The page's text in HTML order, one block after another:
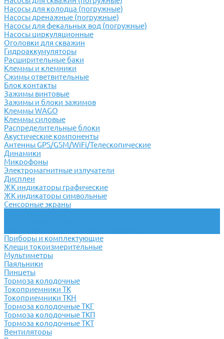
Насосы для колодца (погружные)
Насосы дренажные (погружные)
Насосы для фекальных вод (погружные)
Насосы циркуляционные
Оголовки для скважин
Гидроаккумуляторы
Расширительные баки
Клеммы и клемники
Cжимы ответвительные
Блок контакты
Зажимы винтовые
Зажимы и блоки зажимов
Клеммы WAGO
Клеммы силовые
Распределительные блоки
Акустические компоненты
Антенны GPS/GSM/WiFi/Телескопические
Динамики
Микрофоны
Электромагнитные излучатели
Дисплеи
ЖК индикаторы графические
ЖК индикаторы символьные
Сенсорные экраны
Приборы и комплектующие
Клещи токоизмерительные
Мультиметры
Паяльники
Пинцеты
Тормоза колодочные
Токоприемники ТК
Токоприемники ТКН
Тормоза колодочные ТКГ
Тормоза колодочные ТКП
Тормоза колодочные ТКТ
Вентиляторы